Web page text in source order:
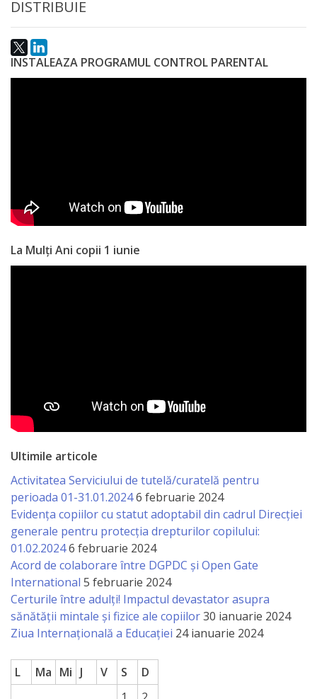
de
Anticorupție
Acte
și
regulamente
Media
Comunicate
de
presă
Informații
utile
Versiunea
DISTRIBUIE
INSTALEAZA PROGRAMUL CONTROL PARENTAL
La Mulți Ani copii 1 iunie
Ultimile articole
Activitatea Serviciului de tutelă/curatelă pentru
perioada 01-31.01.20246 februarie 2024
Evidența copiilor cu statut adoptabil din cadrul Direcției
generale pentru protecția drepturilor copilului:
01.02.20246 februarie 2024
Acord de colaborare între DGPDC și Open Gate
International 5 februarie 2024
Certurile între adulți! Impactul devastator asupra
sănătății mintale și fizice ale copiilor30 ianuarie 2024
Ziua Internațională a Educației 24 ianuarie 2024
L Ma Mi J V S
D